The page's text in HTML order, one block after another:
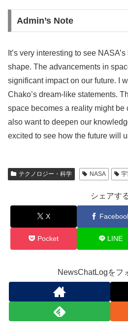
Admin’s Note
It’s very interesting to see
shape. The advancements in
significant impact on our future. I
Chako’s dream-like statements.
space becomes a reality might be
also want to deepen our
excited to see how the future will
テクノロジー・科学 NASA
シェアす
X
Pocket LINE
NewsChatLogをフ